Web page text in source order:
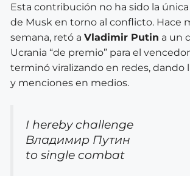
Esta contribución no ha sido la
de Musk en torno al conflicto. Hace
semana, retó a Vladimir Putin a un
Ucrania “de premio” para el
terminó viralizando en redes, dando
y menciones en medios.
I hereby challenge
Владимир Путин
to single combat